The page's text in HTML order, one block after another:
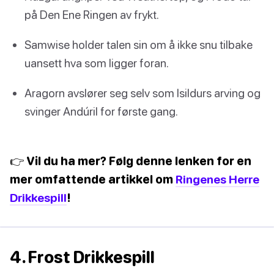
på Den Ene Ringen av frykt.
Samwise holder talen sin om å ikke snu tilbake
uansett hva som ligger foran.
Aragorn avslører seg selv som Isildurs arving og
svinger Andúril for første gang.
👉 Vil du ha mer? Følg denne lenken for en
mer omfattende artikkel om Ringenes Herre
Drikkespill!
4. Frost Drikkespill